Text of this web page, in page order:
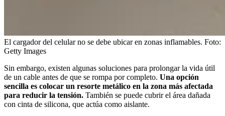
El cargador del celular no se debe ubicar en zonas inflamables. Foto:
Getty Images
Sin embargo, existen algunas soluciones para prolongar la vida útil
de un cable antes de que se rompa por completo. Una opción
sencilla es colocar un resorte metálico en la zona más afectada
para reducir la tensión. También se puede cubrir el área dañada
con cinta de silicona, que actúa como aislante.